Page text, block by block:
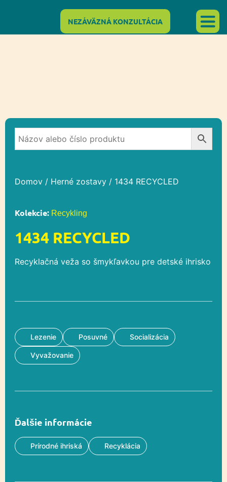
NEZÁVÄZNÁ KONZULTÁCIA
Domov / Herné zostavy / 1434 RECYCLED
Kolekcie: Recykling
1434 RECYCLED
Recyklačná veža so šmykľavkou pre detské ihrisko
Lezenie Posuvné Socializácia
Vyvažovanie
Ďalšie informácie
Prírodné ihriská Recyklácia